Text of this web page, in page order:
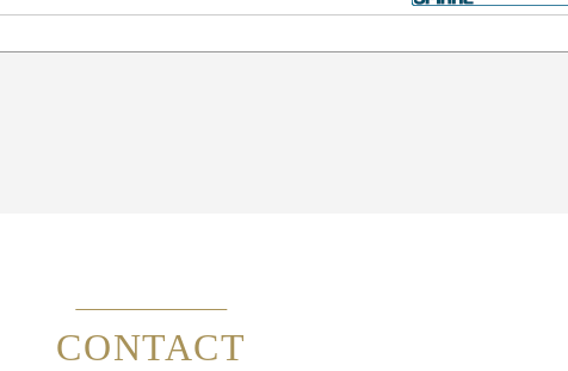
CONTACT